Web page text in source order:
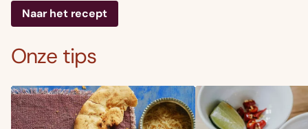
Naar het recept
Onze tips